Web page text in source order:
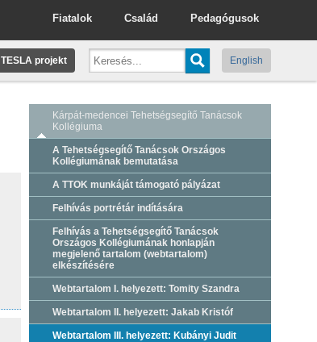
Pedagógusok
Család
Fiatalok
TESLA projekt English
Kárpát-medencei Tehetségsegítő Tanácsok
Kollégiuma
A Tehetségsegítő Tanácsok Országos
Kollégiumának bemutatása
A TTOK munkáját támogató pályázat
Felhívás portrétár indítására
Felhívás a Tehetségsegítő Tanácsok
Országos Kollégiumának honlapján
megjelenő tartalom (webtartalom)
elkészítésére
Webtartalom I. helyezett: Tomity Szandra
Webtartalom II. helyezett: Jakab Kristóf
Webtartalom III. helyezett: Kubányi Judit